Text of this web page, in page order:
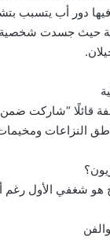
فيها دور أب يتسبب
حيث جسدت شخصية
قائلًا “شاركت
النزاعات
هو شغفي الأول رغم